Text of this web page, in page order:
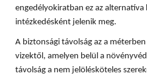
engedélyokiratban ez az
intézkedésként jelenik meg.
A biztonsági távolság az a
vizektől, amelyen belül a
távolság a nem jelölésköteles